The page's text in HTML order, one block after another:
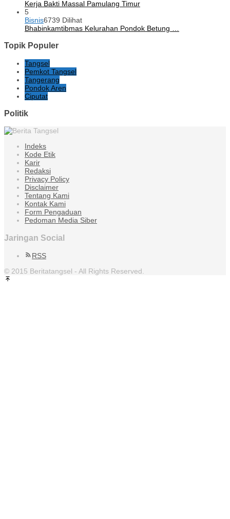
Kerja Bakti Massal Pamulang Timur
5
Bisnis6739 Dilihat
Bhabinkamtibmas Kelurahan Pondok Betung …
Topik Populer
Tangsel
Pemkot Tangsel
Tangerang
Pondok Aren
Ciputat
Politik
Indeks
Kode Etik
Karir
Redaksi
Privacy Policy
Disclaimer
Tentang Kami
Kontak Kami
Form Pengaduan
Pedoman Media Siber
Jaringan Social
RSS
© 2015 Beritatangsel - All Rights Reserved.